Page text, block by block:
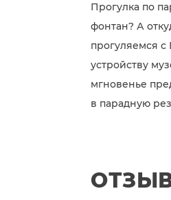
Прогулка по
фонтан? А
прогуляемся
устройству
мгновенье
в парадную